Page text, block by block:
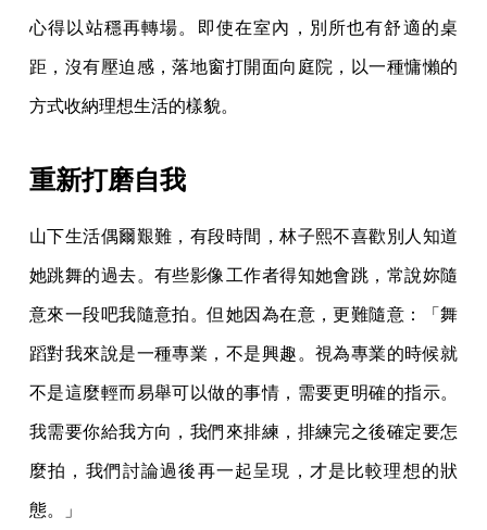
心得以站穩再轉場。即使在室內，別所也有舒適的桌
距，沒有壓迫感，落地窗打開面向庭院，以一種慵懶的
方式收納理想生活的樣貌。
重新打磨自我
山下生活偶爾艱難，有段時間，林子熙不喜歡別人知道
她跳舞的過去。有些影像工作者得知她會跳，常說妳隨
意來一段吧我隨意拍。但她因為在意，更難隨意：「舞
蹈對我來說是一種專業，不是興趣。視為專業的時候就
不是這麼輕而易舉可以做的事情，需要更明確的指示。
我需要你給我方向，我們來排練，排練完之後確定要怎
麼拍，我們討論過後再一起呈現，才是比較理想的狀
態。」